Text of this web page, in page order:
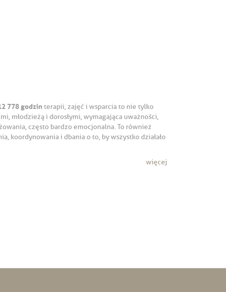
778 godzinterapii, zajęć i wsparcia to nie tylko
młodzieżą i dorosłymi, wymagająca uważności,
często bardzo emocjonalna. To również
koordynowania i dbania o to, by wszystko działało
więcej